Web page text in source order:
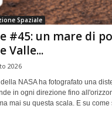
Spaziale
#45: un mare di
Valle...
2026
NASA ha fotografato una
in ogni direzione fino
mai su questa scala. E su come